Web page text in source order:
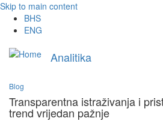
Skip to main content
BHS
ENG
Analitika
Blog
Transparentna istraživanja i
trend vrijedan pažnje